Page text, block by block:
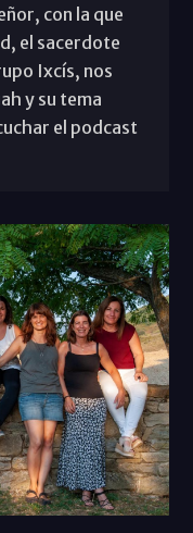
con la que
el sacerdote
Ixcís, nos
y su tema
el podcast